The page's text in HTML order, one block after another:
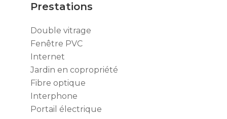
Prestations
Double vitrage
Fenêtre PVC
Internet
Jardin en copropriété
Fibre optique
Interphone
Portail électrique